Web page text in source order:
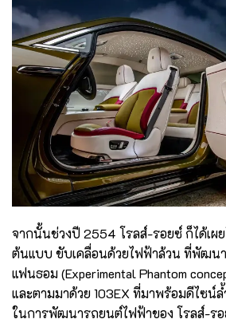
จากนั้นช่วงปี 2554 โรลส์-รอยซ์ ก็ได้เผ
ต้นแบบ ขับเคลื่อนด้วยไฟฟ้าล้วน ที่พัฒน
แฟนธอม (Experimental Phantom
และตามมาด้วย 103EX ที่มาพร้อมดีไซน์
ในการพัฒนารถยนต์ไฟฟ้าของ โรลส์-ร